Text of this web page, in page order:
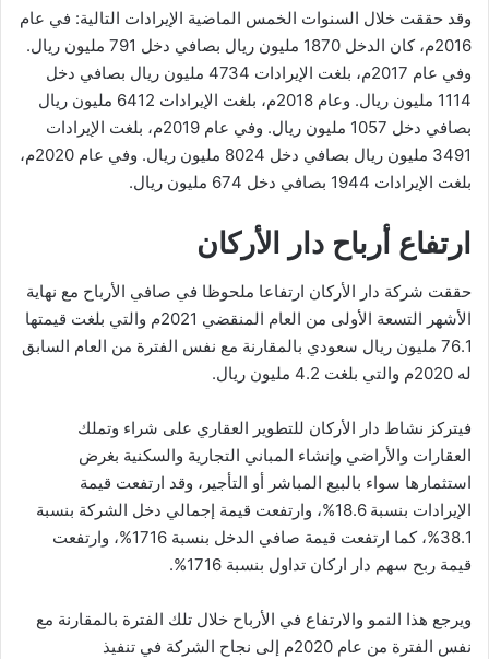
وقد حققت خلال السنوات الخمس الماضية الإيرادات التالية: في عام
2016م، كان الدخل 1870 مليون ريال بصافي دخل 791 مليون ريال.
وفي عام 2017م، بلغت الإيرادات 4734 مليون ريال بصافي دخل
1114 مليون ريال. وعام 2018م، بلغت الإيرادات 6412 مليون ريال
بصافي دخل 1057 مليون ريال. وفي عام 2019م، بلغت الإيرادات
3491 مليون ريال بصافي دخل 8024 مليون ريال. وفي عام 2020م،
بلغت الإيرادات 1944 بصافي دخل 674 مليون ريال.
ارتفاع أرباح دار الأركان
حققت شركة دار الأركان ارتفاعا ملحوظا في صافي الأرباح مع نهاية
الأشهر التسعة الأولى من العام المنقضي 2021م والتي بلغت قيمتها
76.1 مليون ريال سعودي بالمقارنة مع نفس الفترة من العام السابق
له 2020م والتي بلغت 4.2 مليون ريال.
فيتركز نشاط دار الأركان للتطوير العقاري على شراء وتملك
العقارات والأراضي وإنشاء المباني التجارية والسكنية بغرض
استثمارها سواء بالبيع المباشر أو التأجير، وقد ارتفعت قيمة
الإيرادات بنسبة 18.6%، وارتفعت قيمة إجمالي دخل الشركة بنسبة
38.1%، كما ارتفعت قيمة صافي الدخل بنسبة 1716%، وارتفعت
قيمة ربح سهم دار اركان تداول بنسبة 1716%.
ويرجع هذا النمو والارتفاع في الأرباح خلال تلك الفترة بالمقارنة مع
نفس الفترة من عام 2020م إلى نجاح الشركة في تنفيذ